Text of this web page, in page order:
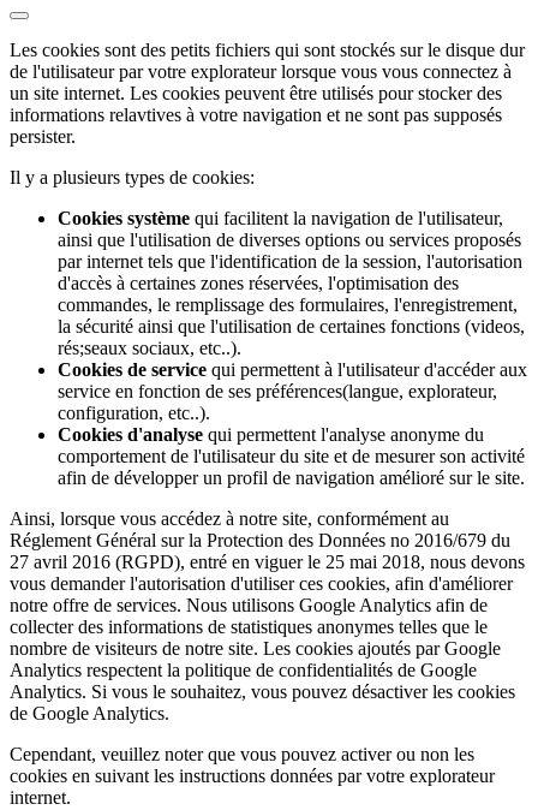
Les cookies sont des petits fichiers qui sont stockés sur le disque dur
de l'utilisateur par votre explorateur lorsque vous vous connectez à
un site internet. Les cookies peuvent être utilisés pour stocker des
informations relavtives à votre navigation et ne sont pas supposés
persister.
Il y a plusieurs types de cookies:
Cookies système qui facilitent la navigation de l'utilisateur,
ainsi que l'utilisation de diverses options ou services proposés
par internet tels que l'identification de la session, l'autorisation
d'accès à certaines zones réservées, l'optimisation des
commandes, le remplissage des formulaires, l'enregistrement,
la sécurité ainsi que l'utilisation de certaines fonctions (videos,
rés;seaux sociaux, etc..).
Cookies de service qui permettent à l'utilisateur d'accéder aux
service en fonction de ses préférences(langue, explorateur,
configuration, etc..).
Cookies d'analyse qui permettent l'analyse anonyme du
comportement de l'utilisateur du site et de mesurer son activité
afin de développer un profil de navigation amélioré sur le site.
Ainsi, lorsque vous accédez à notre site, conformément au
Réglement Général sur la Protection des Données no 2016/679 du
27 avril 2016 (RGPD), entré en viguer le 25 mai 2018, nous devons
vous demander l'autorisation d'utiliser ces cookies, afin d'améliorer
notre offre de services. Nous utilisons Google Analytics afin de
collecter des informations de statistiques anonymes telles que le
nombre de visiteurs de notre site. Les cookies ajoutés par Google
Analytics respectent la politique de confidentialités de Google
Analytics. Si vous le souhaitez, vous pouvez désactiver les cookies
de Google Analytics.
Cependant, veuillez noter que vous pouvez activer ou non les
cookies en suivant les instructions données par votre explorateur
internet.